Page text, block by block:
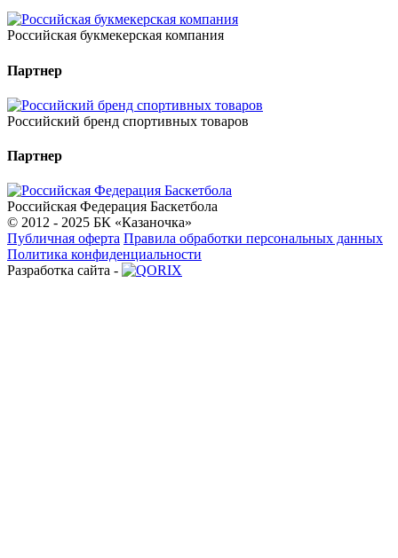
Российская букмекерская компания
Партнер
Российский бренд спортивных товаров
Партнер
Российская Федерация Баскетбола
© 2012 - 2025 БК «Казаночка»
Публичная оферта Правила обработки персональных данных
Политика конфиденциальности
Разработка сайта -